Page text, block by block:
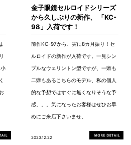
金子眼鏡セルロイドシリーズ
から久しぶりの新作、 「KC-
98」入荷です！
前作KC-97から、実に8カ月振り！セ
ルロイドの新作が入荷です。一見シン
プルなウェリントン型ですが、一癖も
二癖もあるこちらのモデル、私の個人
的な予想ではすぐに無くなりそうな予
感。。。気になったお客様はぜひお早
めにご来店下さいませ。
2023.12.22